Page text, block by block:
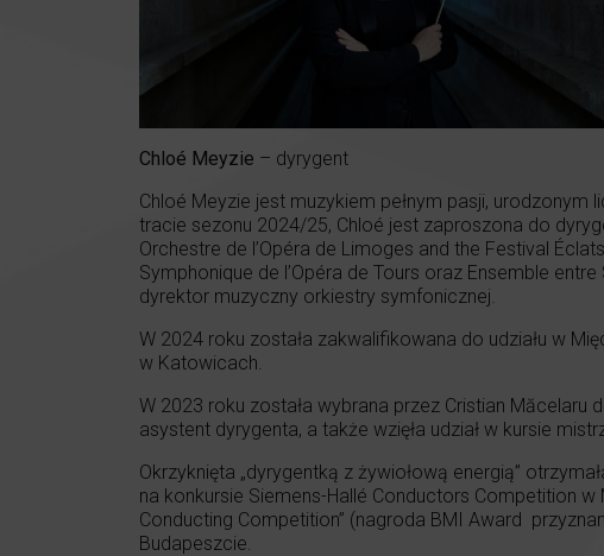
Chloé Meyzie – dyrygent
Chloé Meyzie jest muzykiem pełnym pasji, urodzonym
tracie sezonu 2024/25, Chloé jest zaproszona do
Orchestre de l’Opéra de Limoges and the Festival
Symphonique de l’Opéra de Tours oraz Ensemble
dyrektor muzyczny orkiestry symfonicznej.
W 2024 roku została zakwalifikowana do udziału w
w Katowicach.
W 2023 roku została wybrana przez Cristian Măcelaru
asystent dyrygenta, a także wzięła udział w kursie
Okrzyknięta „dyrygentką z żywiołową energią”
na konkursie Siemens-Hallé Conductors Competition
Conducting Competition” (nagroda BMI Award
Budapeszcie.